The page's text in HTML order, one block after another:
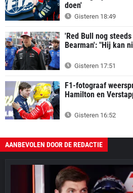
doen'
Gisteren 18:49
'Red Bull nog
Bearman': "Hij kan
Gisteren 17:51
F1-fotograaf
Hamilton en
Gisteren 16:52
AANBEVOLEN DOOR DE REDACTIE